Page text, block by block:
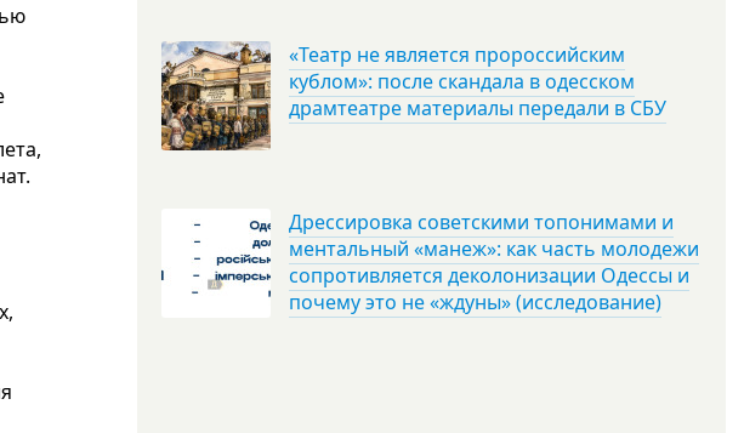
«Театр не является пророссийским
кублом»: после скандала в одесском
драмтеатре материалы передали в СБУ
Дрессировка советскими топонимами и
ментальный «манеж»: как часть молодежи
сопротивляется деколонизации Одессы и
почему это не «ждуны» (исследование)